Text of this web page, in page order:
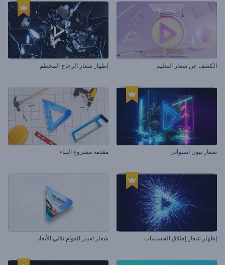
الكشف عن شعار التعليم إظهار شعار الزجاج المحطم
شعار نيون استوائي مقدمة مشروع البناء
إظهار شعار إطلاق الجسيمات شعار تغيير القوام ثلاثي الأبعاد